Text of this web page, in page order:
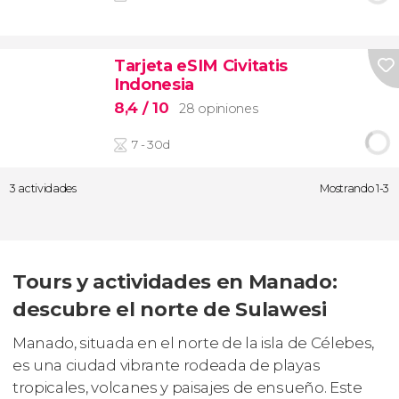
Tarjeta eSIM Civitatis
Indonesia
8,4 / 10 28 opiniones
7 - 30d
3 actividades Mostrando 1-3
Tours y actividades en Manado:
descubre el norte de Sulawesi
Manado, situada en el norte de la isla de Célebes,
es una ciudad vibrante rodeada de playas
tropicales, volcanes y paisajes de ensueño. Este